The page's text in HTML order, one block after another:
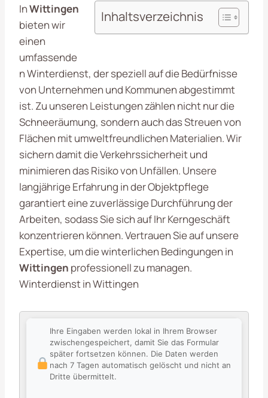
Inhaltsverzeichnis
InWittingen
bieten wir
einen
umfassende
n Winterdienst, der speziell auf die Bedürfnisse
von Unternehmen und Kommunen abgestimmt
ist. Zu unseren Leistungen zählen nicht nur die
Schneeräumung, sondern auch das Streuen von
Flächen mit umweltfreundlichen Materialien. Wir
sichern damit die Verkehrssicherheit und
minimieren das Risiko von Unfällen. Unsere
langjährige Erfahrung in der Objektpflege
garantiert eine zuverlässige Durchführung der
Arbeiten, sodass Sie sich auf Ihr Kerngeschäft
konzentrieren können. Vertrauen Sie auf unsere
Expertise, um die winterlichen Bedingungen in
Wittingen professionell zu managen.
Winterdienst in Wittingen
Ihre Eingaben werden lokal in Ihrem Browser
zwischengespeichert, damit Sie das Formular
später fortsetzen können. Die Daten werden
nach 7 Tagen automatisch gelöscht und nicht an
Dritte übermittelt.